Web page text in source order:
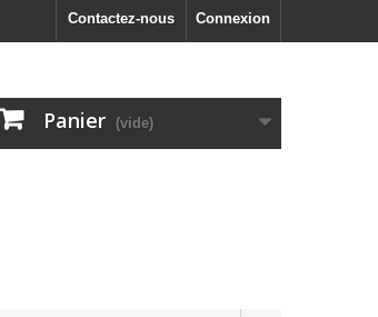
Connexion
Contactez-nous
Panier (vide)